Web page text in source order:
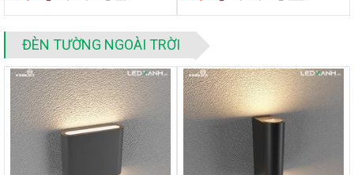
ĐÈN TƯỜNG NGOÀI TRỜI